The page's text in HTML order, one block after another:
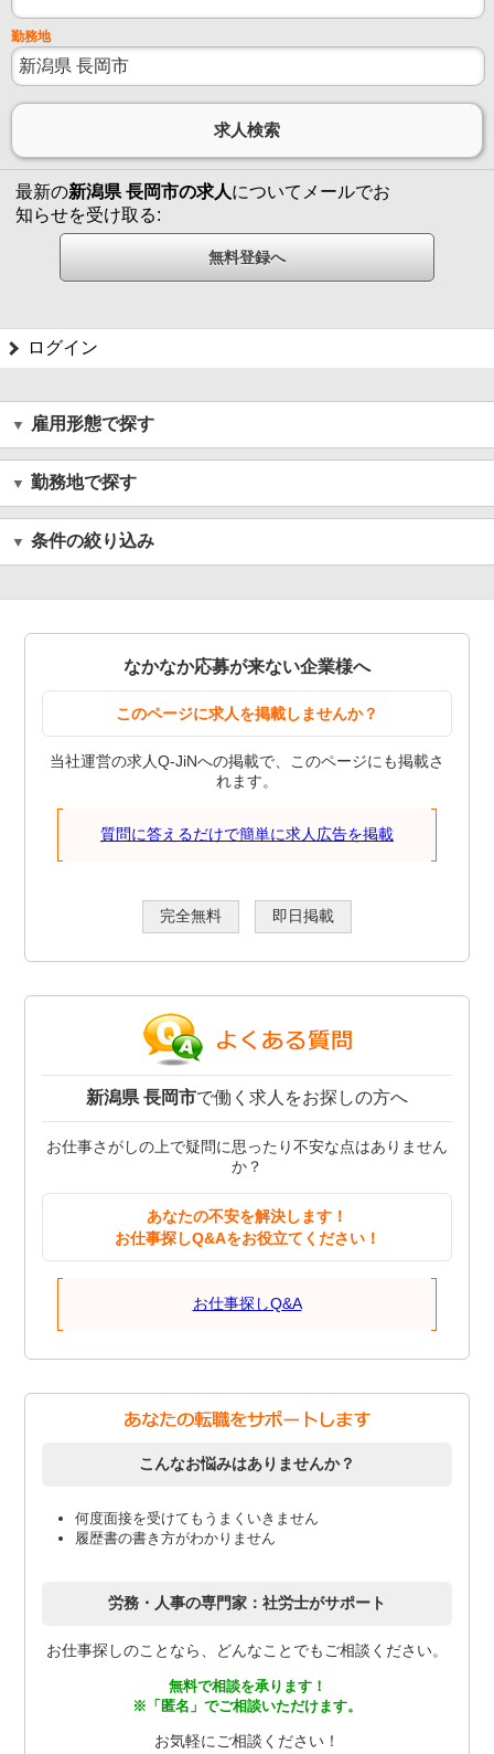
勤務地
最新の新潟県 長岡市の求人についてメールでお
知らせを受け取る:
ログイン
雇用形態で探す
勤務地で探す
条件の絞り込み
なかなか応募が来ない企業様へ
このページに求人を掲載しませんか？
当社運営の求人Q-JiNへの掲載で、このページにも掲載さ
れます。
質問に答えるだけで簡単に求人広告を掲載
完全無料 即日掲載
新潟県 長岡市で働く求人をお探しの方へ
お仕事さがしの上で疑問に思ったり不安な点はありません
か？
あなたの不安を解決します！
お仕事探しQ&Aをお役立てください！
お仕事探しQ&A
こんなお悩みはありませんか？
何度面接を受けてもうまくいきません
履歴書の書き方がわかりません
労務・人事の専門家：社労士がサポート
お仕事探しのことなら、どんなことでもご相談ください。
無料で相談を承ります！
※「匿名」でご相談いただけます。
お気軽にご相談ください！